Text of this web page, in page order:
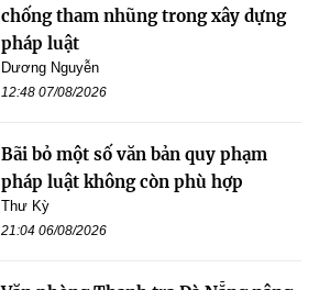
chống tham nhũng trong xây dựng
pháp luật
Dương Nguyễn
12:48 07/08/2026
Bãi bỏ một số văn bản quy phạm
pháp luật không còn phù hợp
Thư Kỳ
21:04 06/08/2026